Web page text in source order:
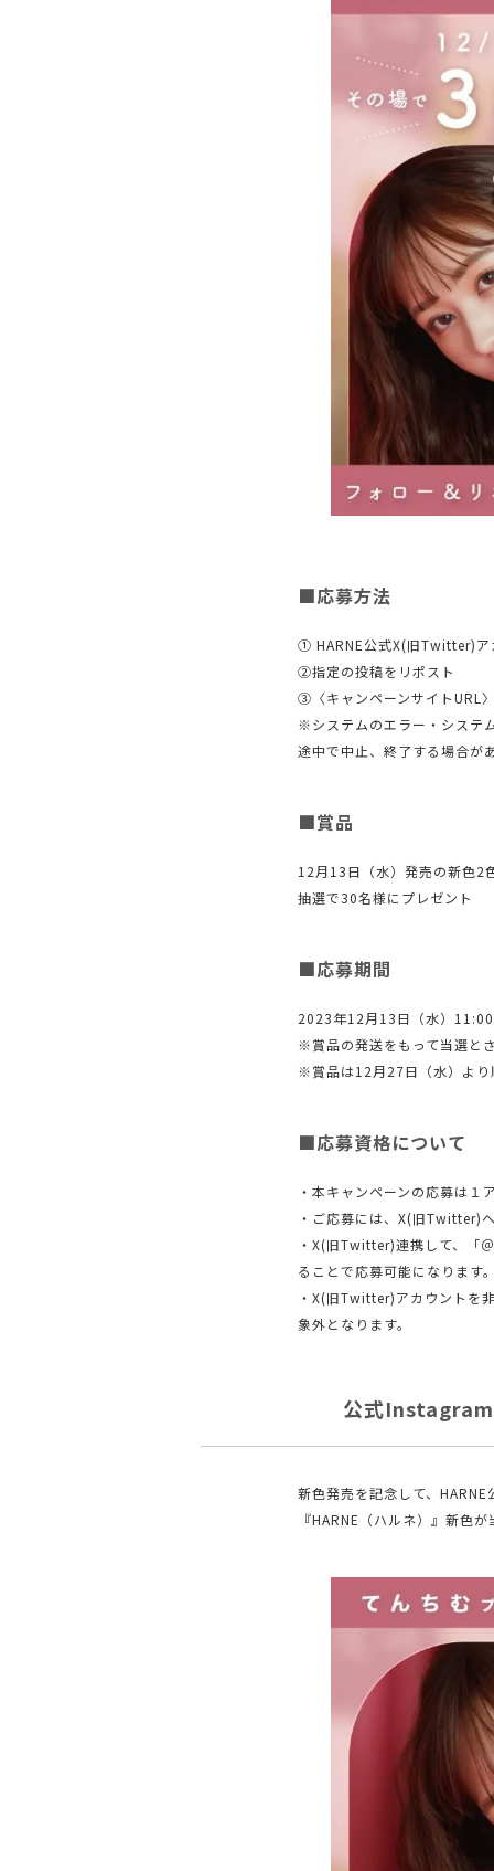
■応募方法
① HARNE公式X(旧Twitter)
②指定の投稿をリポスト
③〈キャンペーンサイトURL
※システムのエラー・システ
途中で中止、終了する場合が
■賞品
12月13日（水）発売の新色2
抽選で30名様にプレゼント
■応募期間
2023年12月13日（水）
※賞品の発送をもって当選と
※賞品は12月27日（水）より
■応募資格について
・本キャンペーンの応募は１
・ご応募には、X(旧Twitter)
・X(旧Twitter)連携して、「
ることで応募可能になります
・X(旧Twitter)アカウントを
象外となります。
公式Instagram
新色発売を記念して、
『HARNE（ハルネ）』新色